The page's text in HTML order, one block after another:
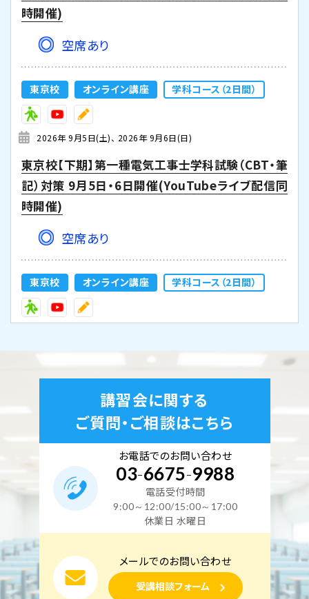
時開催)
空席あり
東京校 オンライン講座 学科コース（2日間）
2026年 9月5日(土) 2026年 9月6日(日)
東京校【下期】第一種電気工事士学科試験（CBT・筆
記）対策 9月5日・6日開催(YouTubeライブ配信同
時開催)
空席あり
東京校 オンライン講座 学科コース（2日間）
東京校【下期】第一種電気工事士学科試験（CBT・筆
記）対策 9月10日・11日開催(YouTubeライブ配信
空席あり
オンライン講座 学科コース（2日間）
2026年 9月13日(日)
東京校【下期】第一種電気工事士学科試験（CBT・筆
記）対策 9月12日・13日開催(YouTubeライブ配信
同時開催)
講習会に関する
ご質問・ご相談はこちら
お電話でのお問い合わせ
03-6675-9988
電話受付時間
9:00～12:00/15:00～17:00
休業日 水曜日
メールでのお問い合わせ
受講相談フォーム